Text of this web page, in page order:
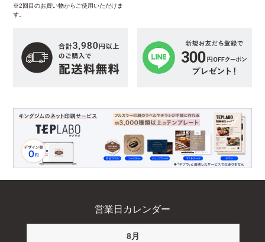
※2回目のお買い物からご使用いただけま
す。
営業日カレンダー
8月